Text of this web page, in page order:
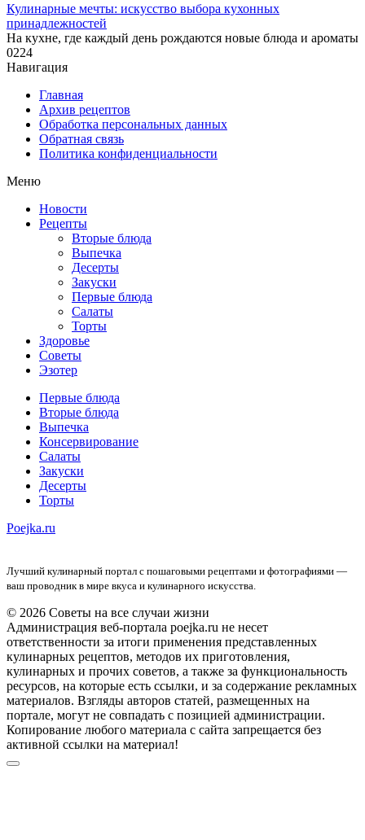
Кулинарные мечты: искусство выбора кухонных
принадлежностей
На кухне, где каждый день рождаются новые блюда и ароматы
0224
Навигация
Главная
Архив рецептов
Обработка персональных данных
Обратная связь
Политика конфиденциальности
Меню
Новости
Рецепты
Вторые блюда
Выпечка
Десерты
Закуски
Первые блюда
Салаты
Торты
Здоровье
Советы
Эзотер
Первые блюда
Вторые блюда
Выпечка
Консервирование
Салаты
Закуски
Десерты
Торты
Poejka.ru
Лучший кулинарный портал с пошаговыми рецептами и фотографиями —
ваш проводник в мире вкуса и кулинарного искусства.
© 2026 Советы на все случаи жизни
Администрация веб-портала poejka.ru не несет
ответственности за итоги применения представленных
кулинарных рецептов, методов их приготовления,
кулинарных и прочих советов, а также за функциональность
ресурсов, на которые есть ссылки, и за содержание рекламных
материалов. Взгляды авторов статей, размещенных на
портале, могут не совпадать с позицией администрации.
Копирование любого материала с сайта запрещается без
активной ссылки на материал!